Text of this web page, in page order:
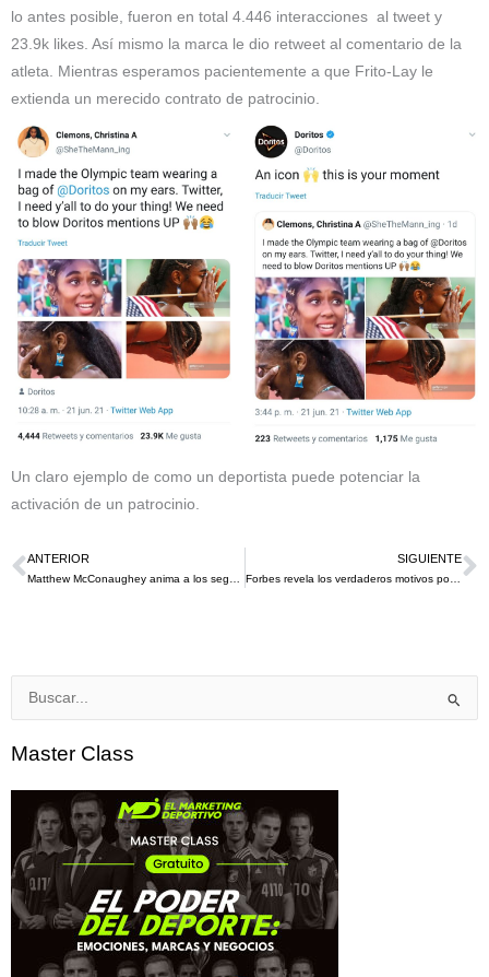
lo antes posible, fueron en total 4.446 interacciones al tweet y
23.9k likes. Así mismo la marca le dio retweet al comentario de la
atleta. Mientras esperamos pacientemente a que Frito-Lay le
extienda un merecido contrato de patrocinio.
Un claro ejemplo de como un deportista puede potenciar la
activación de un patrocinio.
Ant
ANTERIOR SIGUIENTE
Forbes revela los verdaderos motivos por los que Coca – Cola perdió miles de millones, y no fue precisamente el gesto de CR7
Buscar
Master Class